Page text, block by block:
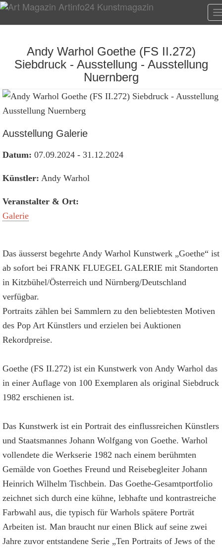
Andy Warhol Goethe (FS II.272)
Siebdruck - Ausstellung - Ausstellung
Nuernberg
Ausstellung Galerie
Datum: 07.09.2024 - 31.12.2024
Künstler: Andy Warhol
Veranstalter & Ort:
Galerie
Das äusserst begehrte Andy Warhol Kunstwerk „Goethe“ ist
ab sofort bei FRANK FLUEGEL GALERIE mit Standorten
in Kitzbühel/Österreich und Nürnberg/Deutschland
verfügbar.
Portraits zählen bei Sammlern zu den beliebtesten Motiven
des Pop Art Künstlers und erzielen bei Auktionen
Rekordpreise.
Goethe (FS II.272) ist ein Kunstwerk von Andy Warhol das
in einer Auflage von 100 Exemplaren als original Siebdruck
1982 erschienen ist.
Das Kunstwerk ist ein Portrait des einflussreichen Künstlers
und Staatsmannes Johann Wolfgang von Goethe. Warhol
vollendete die Werkserie 1982 nach einem berühmten
Gemälde von Goethes Freund und Reisebegleiter Johann
Heinrich Wilhelm Tischbein. Das Goethe-Gesamtportfolio
zeichnet sich durch eine kühne, lebhafte und kontrastreiche
Farbwahl aus, die typisch für Warhols spätere Porträt
Arbeiten ist. Man braucht nur einen Blick auf seine zwei
Jahre zuvor entstandene Serie „Ten Portraits of Jews of the